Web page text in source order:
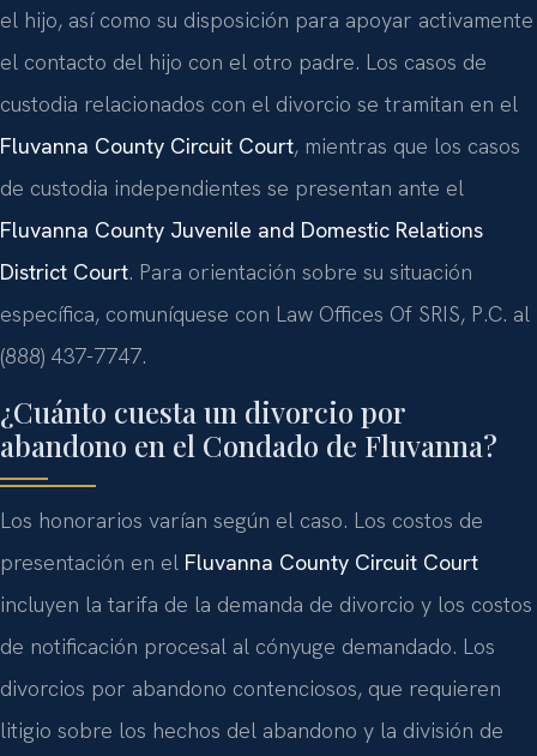
el hijo, así como su disposición para apoyar activamente
el contacto del hijo con el otro padre. Los casos de
custodia relacionados con el divorcio se tramitan en el
Fluvanna County Circuit Court, mientras que los casos
de custodia independientes se presentan ante el
Fluvanna County Juvenile and Domestic Relations
District Court. Para orientación sobre su situación
específica, comuníquese con Law Offices Of SRIS, P.C. al
(888) 437-7747.
¿Cuánto cuesta un divorcio por
abandono en el Condado de Fluvanna?
Los honorarios varían según el caso. Los costos de
presentación en el Fluvanna County Circuit Court
incluyen la tarifa de la demanda de divorcio y los costos
de notificación procesal al cónyuge demandado. Los
divorcios por abandono contenciosos, que requieren
litigio sobre los hechos del abandono y la división de